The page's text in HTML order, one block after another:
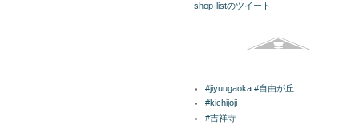
shop-listのツイート
Facebook
#jiyuugaoka #自由が丘
#kichijoji
#吉祥寺